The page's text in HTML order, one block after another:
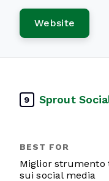
Website
9 Sprout
Miglior strumento
sui social media